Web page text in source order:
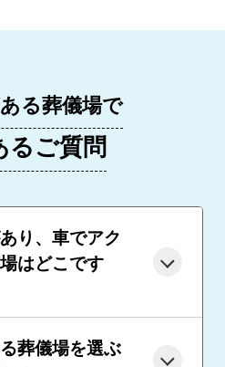
る葬儀場で
るご質問
り、車でアク
はどこです
葬儀場を選ぶ